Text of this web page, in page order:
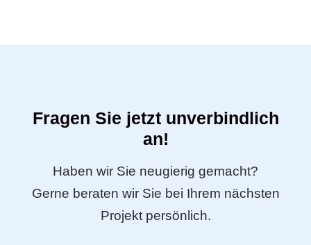
Fragen Sie jetzt unverbindlich
an!
Haben wir Sie neugierig gemacht?
Gerne beraten wir Sie bei Ihrem nächsten
Projekt persönlich.